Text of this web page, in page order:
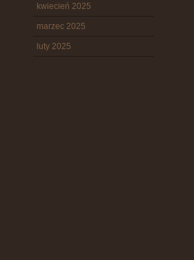
kwiecień 2025
marzec 2025
luty 2025